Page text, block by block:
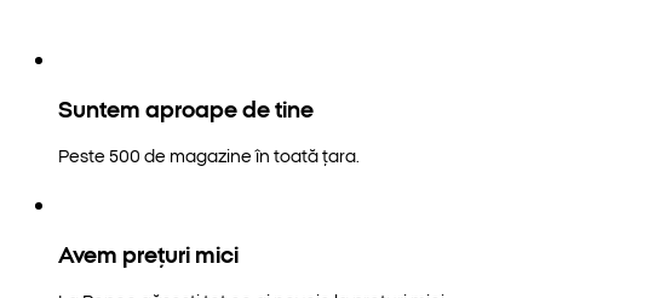
Suntem aproape de tine
Peste 500 de magazine în toată țara.
Avem prețuri mici